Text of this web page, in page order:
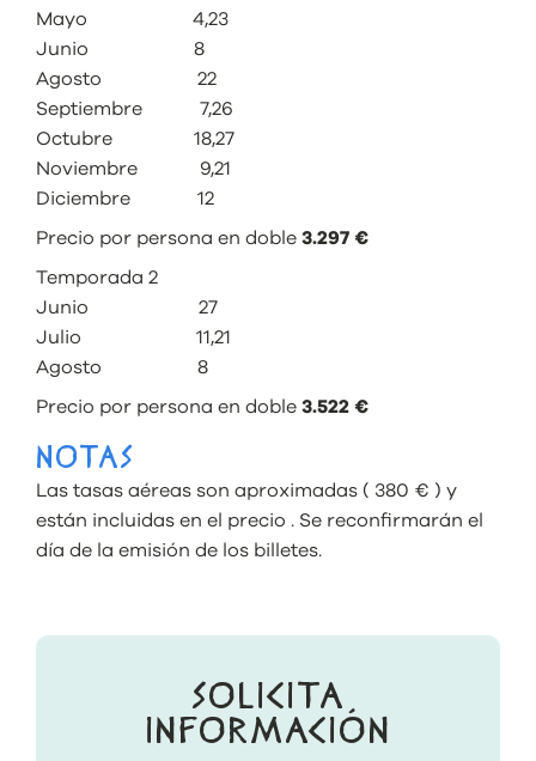
Mayo 4,23
Junio 8
Agosto 22
Septiembre 7,26
Octubre 18,27
Noviembre 9,21
Diciembre 12
Precio por persona en doble 3.297 €
Temporada 2
Junio 27
Julio 11,21
Agosto 8
Precio por persona en doble 3.522 €
NOTAS
Las tasas aéreas son aproximadas ( 380 € ) y
están incluidas en el precio . Se reconfirmarán el
día de la emisión de los billetes.
SOLICITA
INFORMACIÓN